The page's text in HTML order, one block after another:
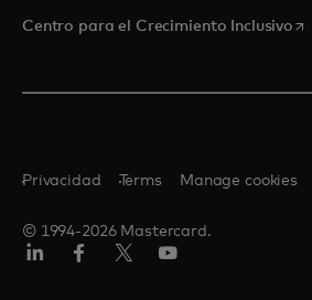
Centro para el Crecimiento Inclusivose
© 1994-2026 Mastercard.
Privacidad Terms Manage cookies